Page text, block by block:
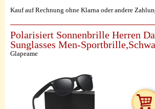
Kauf auf Rechnung ohne Klarna oder andere
Polarisiert Sonnenbrille Herren
Sunglasses Men-
Glapeame